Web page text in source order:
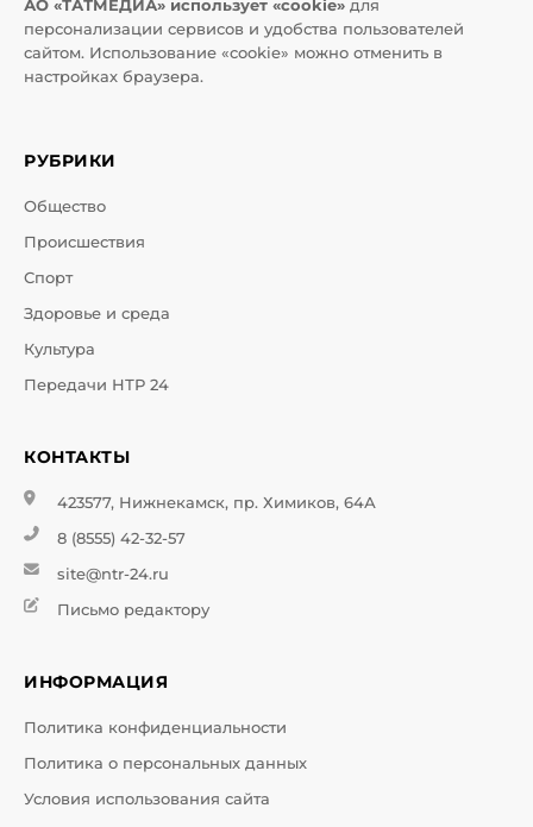
АО «ТАТМЕДИА» использует «cookie» для
персонализации сервисов и удобства пользователей
сайтом. Использование «cookie» можно отменить в
настройках браузера.
РУБРИКИ
Общество
Происшествия
Спорт
Здоровье и среда
Культура
Передачи НТР 24
КОНТАКТЫ
423577, Нижнекамск, пр. Химиков, 64А
8 (8555) 42-32-57
site@ntr-24.ru
Письмо редактору
ИНФОРМАЦИЯ
Политика конфиденциальности
Политика о персональных данных
Условия использования сайта